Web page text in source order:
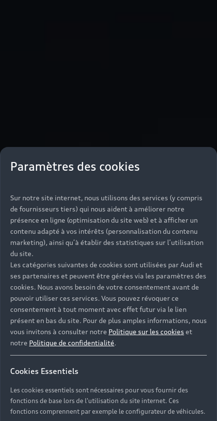
Paramètres des cookies
Sur notre site internet, nous utilisons des services (y compris
de fournisseurs tiers) qui nous aident à améliorer notre
présence en ligne (optimisation du site web) et à afficher un
contenu adapté à vos intérêts (personnalisation du contenu
marketing), ainsi qu’à établir des statistiques sur l’utilisation
du site.
Les catégories suivantes de cookies sont utilisées par Audi et
ses partenaires et peuvent être gérées via les paramètres des
cookies. Nous avons besoin de votre consentement avant de
pouvoir utiliser ces services. Vous pouvez révoquer ce
consentement à tout moment avec effet futur via le lien
présent en bas du site. Pour de plus amples informations, nous
vous invitons à consulter notre Politique sur les cookies et
notre Politique de confidentialité.
Cookies Essentiels
Les cookies essentiels sont nécessaires pour vous fournir des
fonctions de base lors de l'utilisation du site internet. Ces
fonctions comprennent par exemple le configurateur de véhicules.